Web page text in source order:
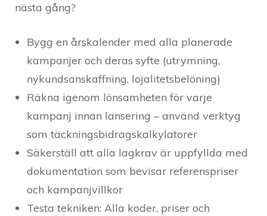
nästa gång?
Bygg en årskalender med alla planerade
kampanjer och deras syfte (utrymning,
nykundsanskaffning, lojalitetsbelöning)
Räkna igenom lönsamheten för varje
kampanj innan lansering – använd verktyg
som täckningsbidragskalkylatorer
Säkerställ att alla lagkrav är uppfyllda med
dokumentation som bevisar referenspriser
och kampanjvillkor
Testa tekniken: Alla koder, priser och